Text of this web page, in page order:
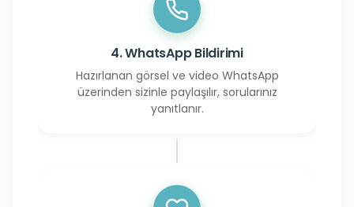
4. WhatsApp Bildirimi
Hazırlanan görsel ve video WhatsApp
üzerinden sizinle paylaşılır, sorularınız
yanıtlanır.